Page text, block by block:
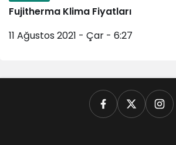
Fujitherma Klima Fiyatları
11 Ağustos 2021 - Çar - 6:27